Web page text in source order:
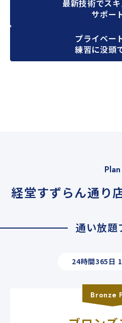
最新技術でス
サポー
プライベー
練習に没頭
Plan
経堂すずらん通り
通い放題
24時間365日
Bronze